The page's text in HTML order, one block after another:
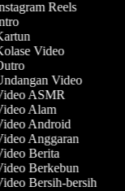
Reels
Video
Video
ASMR
Alam
Android
Anggaran
Berita
Berkebun
Bersih-bersih